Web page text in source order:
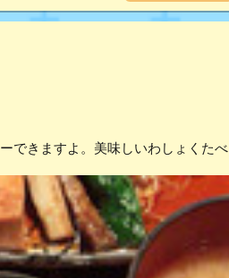
できますよ。美味しいわしょくたべ